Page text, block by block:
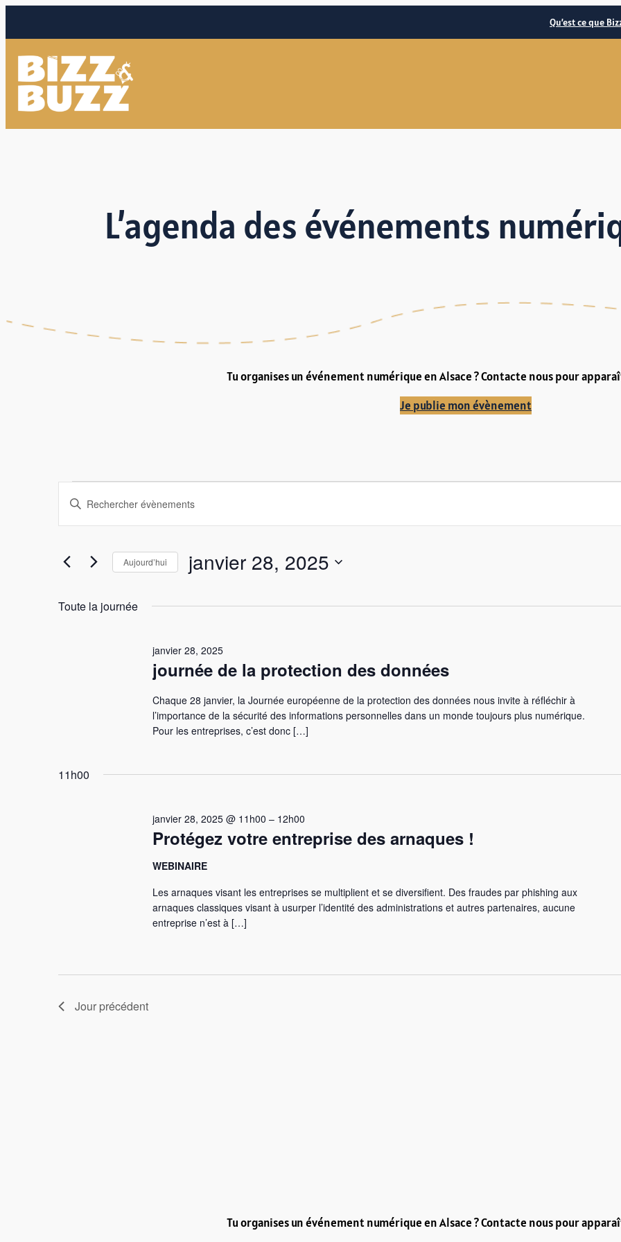
Qu’est ce que
L’agenda des événements
Tu organises un événement numérique en Alsace ? Contacte nous pour
Je publie mon évènement
Évènements
for
janvier
28,
Recherche
et
navigation
de
Évènements
Saisir
Rechercher
Évènements
mot-
Aujourd’hui janvier 28, 2025
Toute la journée
journée de la protection des données
janvier 28, 2025
Chaque 28 janvier, la Journée européenne de la protection des données nous invite à réfléchir à
l’importance de la sécurité des informations personnelles dans un monde toujours plus numérique.
Pour les entreprises, c’est donc […]
11h00
Protégez votre entreprise des arnaques !
janvier 28, 2025 @ 11h00 – 12h00
WEBINAIRE
Les arnaques visant les entreprises se multiplient et se diversifient. Des fraudes par phishing aux
arnaques classiques visant à usurper l’identité des administrations et autres partenaires, aucune
entreprise n’est à […]
Jour précédent
Tu organises un événement numérique en Alsace ? Contacte nous pour